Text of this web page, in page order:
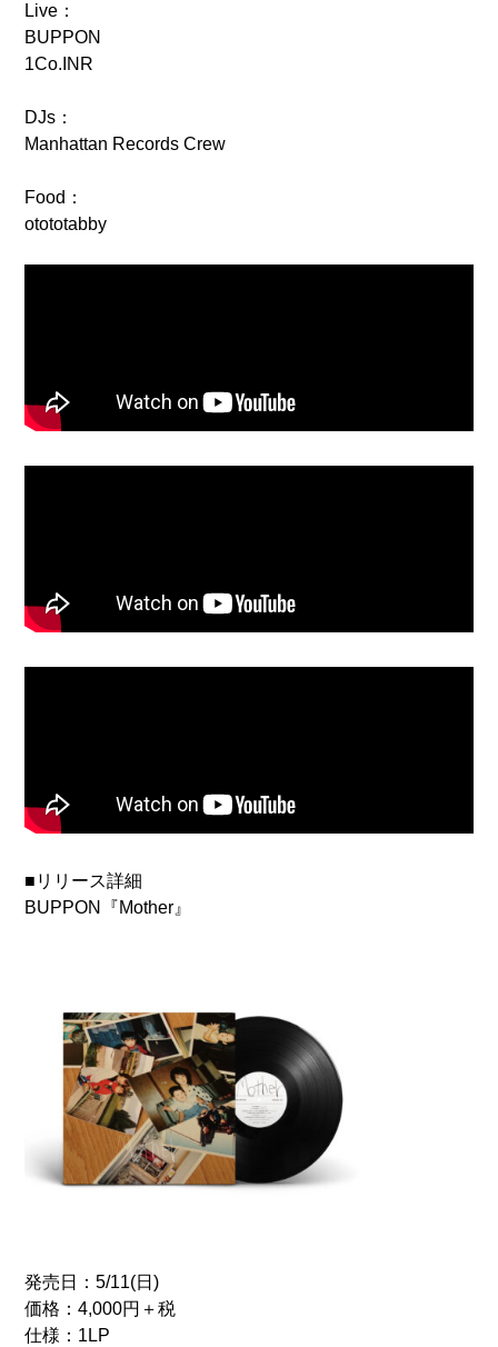
Live：
BUPPON
1Co.INR
DJs：
Manhattan Records Crew
Food：
otototabby
■リリース詳細
BUPPON『Mother』
発売日：5/11(日)
価格：4,000円＋税
仕様：1LP